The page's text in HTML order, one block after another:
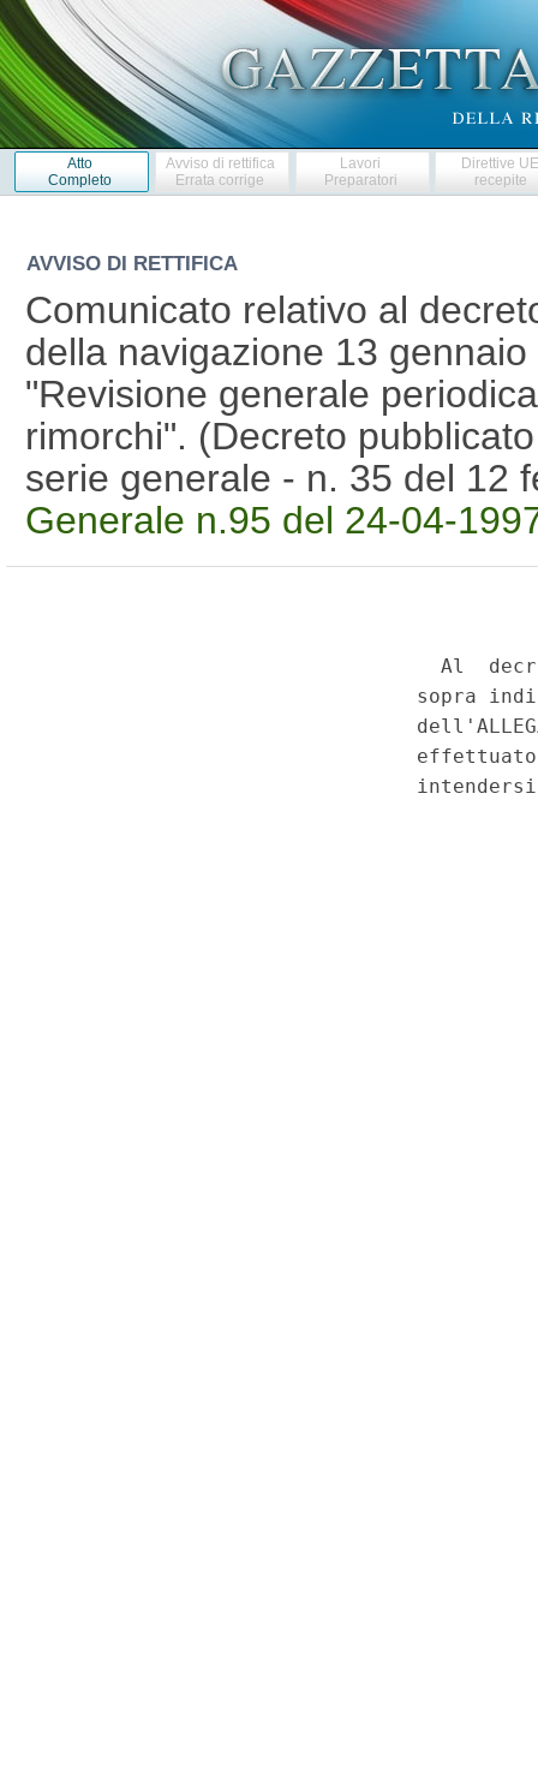
Atto
Completo
Avviso di rettifica
Errata corrige
Lavori
Preparatori
Direttive
recepite
AVVISO DI RETTIFICA
Comunicato relativo al
della navigazione 13
"Revisione generale
rimorchi". (Decreto
serie generale - n. 35 del 12
Generale n.95 del 24-04-